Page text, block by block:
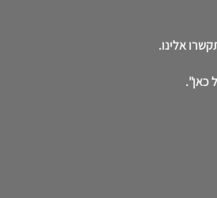
אלינו.
כאן".